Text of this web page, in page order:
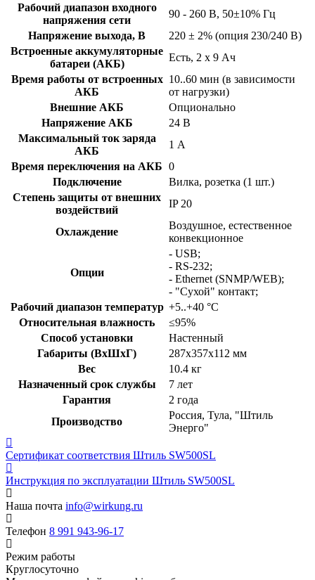
Рабочий диапазон входного
напряжения сети
90 - 260 В, 50±10% Гц
Напряжение выхода, В
220 ± 2% (опция 230/240 В)
Встроенные аккумуляторные
батареи (АКБ)
Есть, 2 x 9 Ач
Время работы от встроенных
АКБ
10..60 мин (в зависимости
от нагрузки)
Внешние АКБ
Опционально
Напряжение АКБ
24 В
Максимальный ток заряда
АКБ
1 А
Время переключения на АКБ 0
Подключение
Вилка, розетка (1 шт.)
Степень защиты от внешних
воздействий
IP 20
Охлаждение
Воздушное, естественное
конвекционное
Опции
- USB;
- RS-232;
- Ethernet (SNMP/WEB);
- "Cухой" контакт;
Рабочий диапазон температур +5..+40 °C
Относительная влажность
≤95%
Способ установки
Настенный
Габариты (ВxШxГ)
287x357x112 мм
Вес
10.4 кг
Назначенный срок службы
7 лет
Гарантия
2 года
Производство
Россия, Тула, "Штиль
Энерго"
Сертификат соответствия Штиль SW500SL
Инструкция по эксплуатации Штиль SW500SL
Наша почта info@wirkung.ru
Телефон 8 991 943-96-17
Режим работы
Круглосуточно